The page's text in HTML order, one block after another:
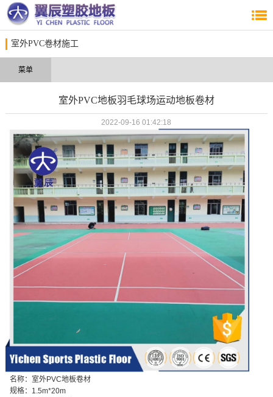
室外PVC卷材施工
菜单
室外PVC地板羽毛球场运动地板卷材
2022-09-16 01:42:18
名称：室外PVC地板卷材
规格：1.5m*20m